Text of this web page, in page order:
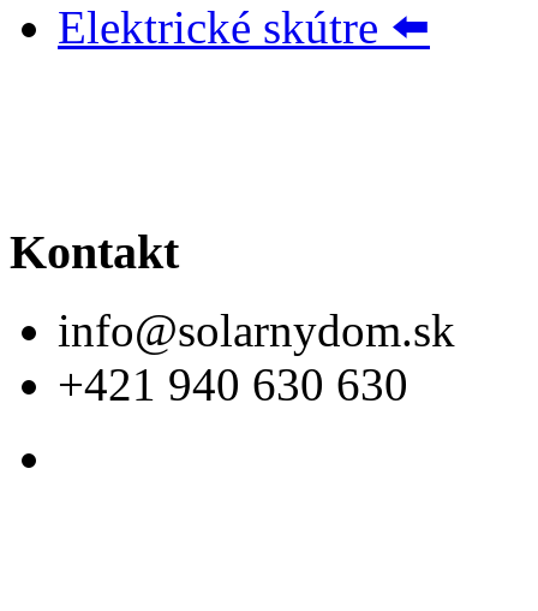
Elektrické skútre ⬅️
Kontakt
info@solarnydom.sk
+421 940 630 630